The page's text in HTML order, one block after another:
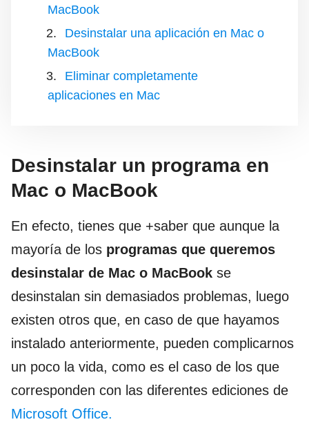
MacBook
Desinstalar una aplicación en Mac o
MacBook
Eliminar completamente
aplicaciones en Mac
Desinstalar un programa en
Mac o MacBook
En efecto, tienes que +saber que aunque la
mayoría de los programas que queremos
desinstalar de Mac o MacBook se
desinstalan sin demasiados problemas, luego
existen otros que, en caso de que hayamos
instalado anteriormente, pueden complicarnos
un poco la vida, como es el caso de los que
corresponden con las diferentes ediciones de
Microsoft Office.